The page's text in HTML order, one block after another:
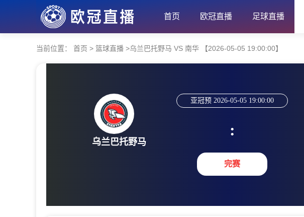
首页 欧冠直播 足球直播
当前位置： 首页 > 篮球直播 >乌兰巴托野马 VS 南华 【2026-05-05 19:00:00】
乌兰巴托野马
亚冠预 2026-05-05 19:00:00
:
完赛